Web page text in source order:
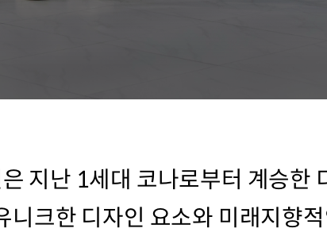
지난 1세대 코나로부터 계승한
니크한 디자인 요소와 미래지향